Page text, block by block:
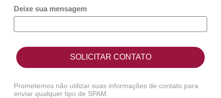
Deixe sua mensagem
SOLICITAR CONTATO
Prometemos não utilizar suas informações de contato para
enviar qualquer tipo de SPAM.